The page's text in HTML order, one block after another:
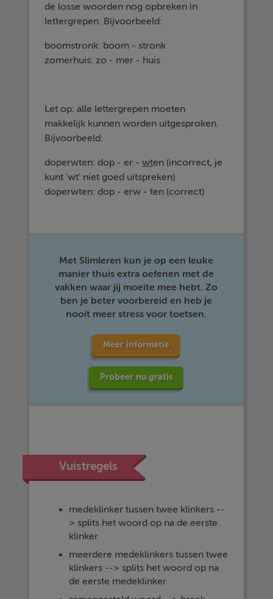
de losse woorden nog opbreken in
lettergrepen. Bijvoorbeeld:
boomstronk: boom - stronk
zomerhuis: zo - mer - huis
Let op: alle lettergrepen moeten
makkelijk kunnen worden uitgesproken.
Bijvoorbeeld:
doperwten: dop - er -wten (incorrect, je
kunt 'wt' niet goed uitspreken)
doperwten: dop - erw - ten (correct)
Met Slimleren kun je op een leuke
manier thuis extra oefenen met de
vakken waar jij moeite mee hebt. Zo
ben je beter voorbereid en heb je
nooit meer stress voor toetsen.
Meer informatie
Probeer nu gratis
Vuistregels
medeklinker tussen twee klinkers --
> splits het woord op na de eerste
klinker
meerdere medeklinkers tussen twee
klinkers --> splits het woord op na
de eerste medeklinker